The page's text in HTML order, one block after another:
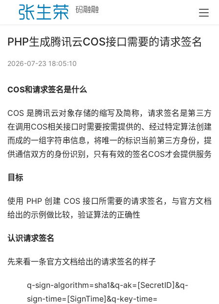
PHP生成腾讯云COS接口需要的请求签名
2026-07-23 18:05:10
COS和请求签名是什么
COS 是腾讯云对象存储的缩写及简称，请求签名是第三方
在调用COS相关接口时需要按需提供的、经过特定算法创建
而成的一组字符串信息，将唯一的标识当前第三方身份，提
供通信双方的身份识别，只有有效的签名COS才会提供服务
目标
使用 PHP 创建 COS 接口所需要的请求签名，与官方文档
给出的示例做比较，验证算法的正确性
认识请求签名
先来看一条官方文档给出的请求签名的样子
q-sign-algorithm=sha1&q-ak=[SecretID]&q-
sign-time=[SignTime]&q-key-time=